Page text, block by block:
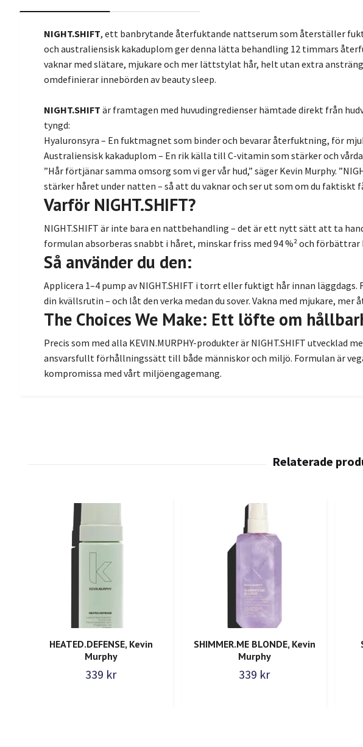
NIGHT.SHIFT, ett banbrytande återfuktande nattserum som återställer fukt
och australiensisk kakaduplom ger denna lätta behandling 12 timmars
vaknar med slätare, mjukare och mer lättstylat hår, helt utan extra
omdefinierar innebörden av beauty sleep.
NIGHT.SHIFT är framtagen med huvudingredienser hämtade direkt från
tyngd:
Hyaluronsyra – En fuktmagnet som binder och bevarar återfuktning, för
Australiensisk kakaduplom – En rik källa till C-vitamin som stärker och
”Hår förtjänar samma omsorg som vi ger vår hud,” säger Kevin Murphy.
stärker håret under natten – så att du vaknar och ser ut som om du faktiskt
Varför NIGHT.SHIFT?
NIGHT.SHIFT är inte bara en nattbehandling – det är ett nytt sätt att ta
formulan absorberas snabbt i håret, minskar friss med 94 %² och
Så använder du den:
Applicera 1–4 pump av NIGHT.SHIFT i torrt eller fuktigt hår innan
din kvällsrutin – och låt den verka medan du sover. Vakna med mjukare,
The Choices We Make: Ett löfte om
Precis som med alla KEVIN.MURPHY-produkter är NIGHT.SHIFT
ansvarsfullt förhållningssätt till både människor och miljö. Formulan är
kompromissa med vårt miljöengagemang.
HEATED.DEFENSE, Kevin
Murphy
339 kr
SHIMMER.ME BLONDE, Kevin
Murphy
339 kr